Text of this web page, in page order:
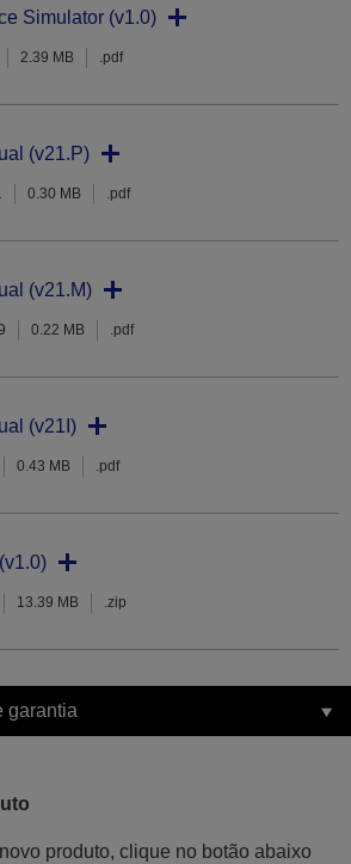
Simulator (v1.0)
2.39 MB .pdf
(v21.P)
0.30 MB .pdf
(v21.M)
0.22 MB .pdf
(v21I)
0.43 MB .pdf
13.39 MB .zip
garantia
produto, clique no botão abaixo